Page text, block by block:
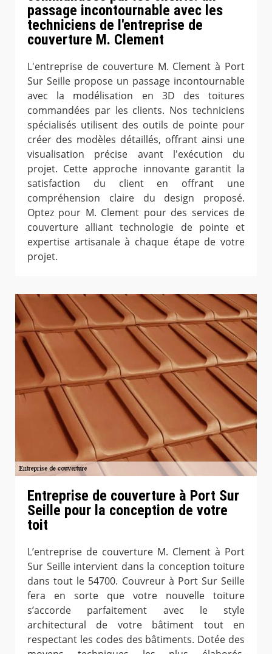
passage incontournable avec les
techniciens de l'entreprise de
couverture M. Clement
L'entreprise de couverture M. Clement à Port
Sur Seille propose un passage incontournable
avec la modélisation en 3D des toitures
commandées par les clients. Nos techniciens
spécialisés utilisent des outils de pointe pour
créer des modèles détaillés, offrant ainsi une
visualisation précise avant l'exécution du
projet. Cette approche innovante garantit la
satisfaction du client en offrant une
compréhension claire du design proposé.
Optez pour M. Clement pour des services de
couverture alliant technologie de pointe et
expertise artisanale à chaque étape de votre
projet.
Entreprise de couverture à Port Sur
Seille pour la conception de votre
toit
L’entreprise de couverture M. Clement à Port
Sur Seille intervient dans la conception toiture
dans tout le 54700. Couvreur à Port Sur Seille
fera en sorte que votre nouvelle toiture
s’accorde parfaitement avec le style
architectural de votre bâtiment tout en
respectant les codes des bâtiments. Dotée des